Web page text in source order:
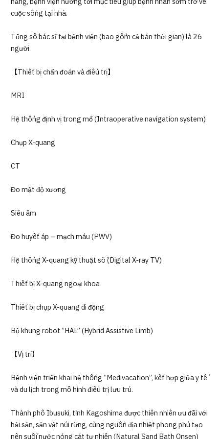
cuộc sống tại nhà.
Tổng số bác sĩ tại bệnh viện (bao gồm cả bán thời gian) là 26
người.
【Thiết bị chẩn đoán và điều trị】
MRI
Hệ thống định vị trong mổ (Intraoperative navigation system)
Chụp X-quang
CT
Đo mật độ xương
Siêu âm
Đo huyết áp – mạch máu (PWV)
Hệ thống X-quang kỹ thuật số (Digital X-ray TV)
Thiết bị X-quang ngoại khoa
Thiết bị chụp X-quang di động
Bộ khung robot “HAL” (Hybrid Assistive Limb)
【Vị trí】
Bệnh viện triển khai hệ thống “Medivacation”, kết hợp giữa y tế
và du lịch trong mô hình điều trị lưu trú.
Thành phố Ibusuki, tỉnh Kagoshima được thiên nhiên ưu đãi với
hải sản, sản vật núi rừng, cùng nguồn địa nhiệt phong phú tạo